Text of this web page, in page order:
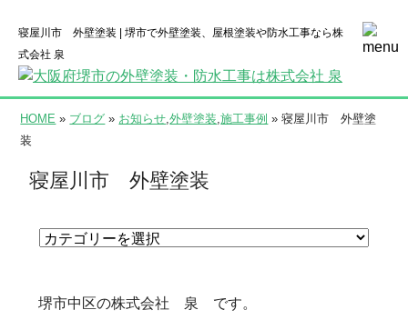
寝屋川市 外壁塗装 | 堺市で外壁塗装、屋根塗装や防水工事なら株
式会社 泉
HOME » ブログ » お知らせ,外壁塗装,施工事例 » 寝屋川市 外壁塗
装
寝屋川市 外壁塗装
堺市中区の株式会社 泉 です。